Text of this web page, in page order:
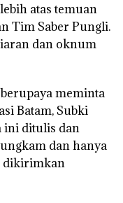
atas temuan
Tim Saber Pungli.
dan oknum
meminta
Batam, Subki
ini ditulis dan
dan hanya
dikirimkan